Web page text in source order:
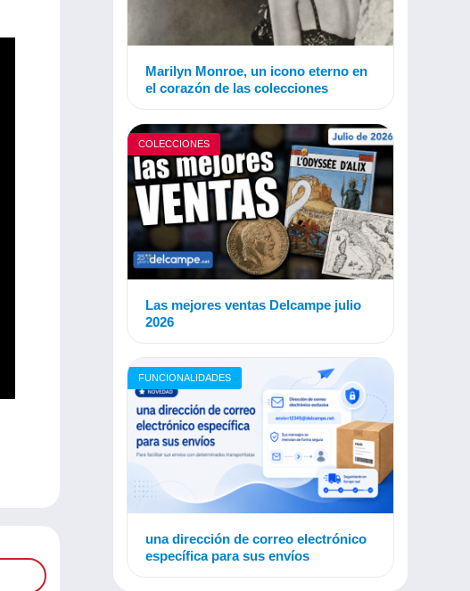
Marilyn Monroe, un icono eterno en
el corazón de las colecciones
COLECCIONES
Las mejores ventas Delcampe julio
2026
FUNCIONALIDADES
una dirección de correo electrónico
específica para sus envíos